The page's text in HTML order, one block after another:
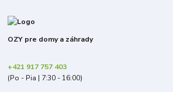
OZY pre domy a záhrady
+421 917 757 403
(Po - Pia | 7:30 - 16:00)